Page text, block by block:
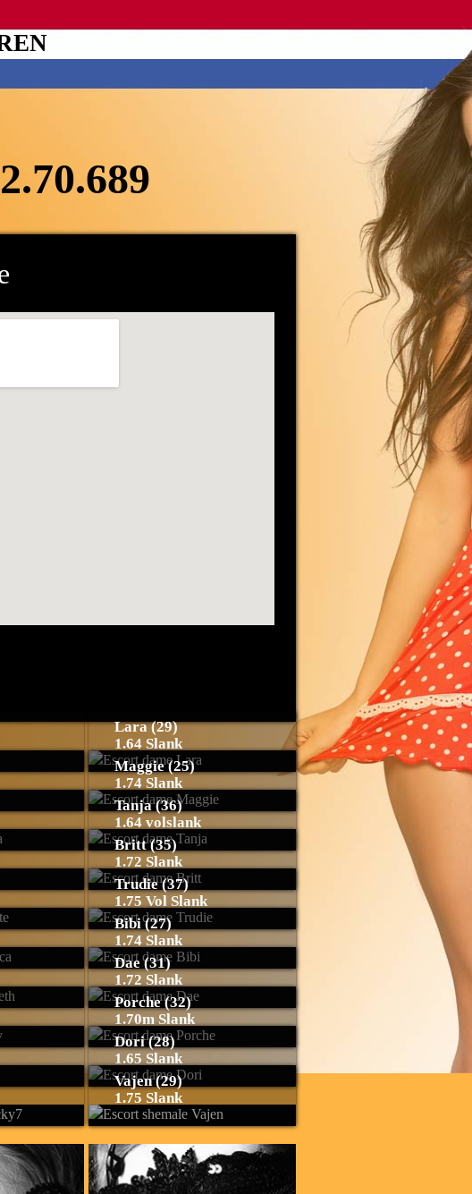
Lara (29)
1.64 Slank
Maggie (25)
1.74 Slank
Tanja (36)
1.64 volslank
Britt (35)
1.72 Slank
Trudie (37)
1.75 Vol Slank
Bibi (27)
1.74 Slank
Dae (31)
1.72 Slank
Porche (32)
1.70m Slank
Dori (28)
1.65 Slank
Vajen (29)
1.75 Slank